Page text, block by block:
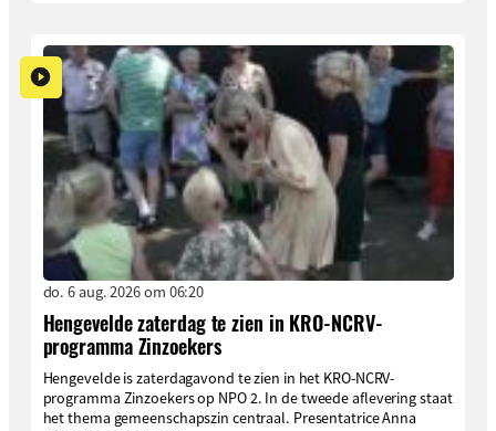
do. 6 aug. 2026 om 06:20
Hengevelde zaterdag te zien in KRO-NCRV-
programma Zinzoekers
Hengevelde is zaterdagavond te zien in het KRO-NCRV-
programma Zinzoekers op NPO 2. In de tweede aflevering staat
het thema gemeenschapszin centraal. Presentatrice Anna